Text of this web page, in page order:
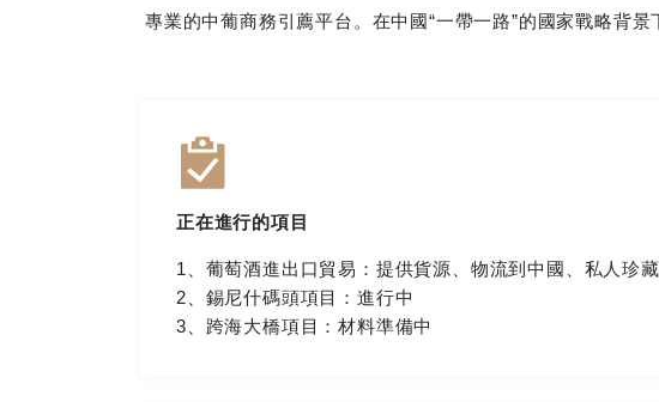
專業的中葡商務引薦平台。在中國“一帶一路”的國家戰略背
正在進行的項目
1、葡萄酒進出口貿易：提供貨源、物流到中國、私人珍藏
2、錫尼什碼頭項目：進行中
3、跨海大橋項目：材料準備中